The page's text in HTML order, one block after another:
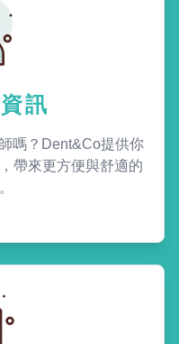
訊
嗎？Dent&Co提供你
帶來更方便與舒適的